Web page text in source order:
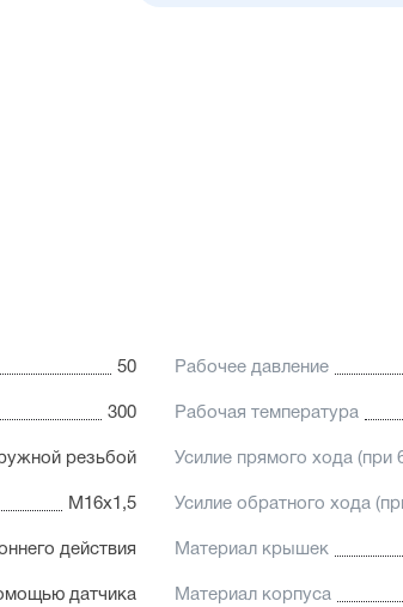
Увеличенный поршень,
50 Рабочее давление
300 Рабочая температура
резьбой Усилие прямого хода (при
М16х1,5 Усилие обратного хода
действия Материал крышек
датчика Материал корпуса